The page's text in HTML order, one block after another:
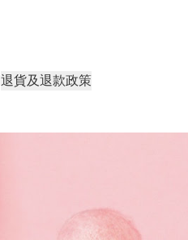
退貨及退款政策